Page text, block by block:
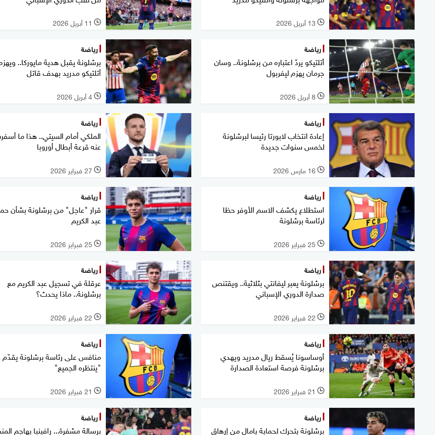
l 13 أبريل 2026 l 11 أبريل 2026
رياضة
أتلتيكو يردّ اعتباره من برشلونة.. وسان
جرمان يهزم ليفربول
l 8 أبريل 2026
رياضة
برشلونة يقبل هدية مايوركا..
أتلتيكو مدريد بهدف قاتل
l 4 أبريل 2026
رياضة
إعادة انتخاب لابورتا رئيسا لبرشلونة
لخمس سنوات جديدة
l 16 مارس 2026
رياضة
الملكي أمام السيتي.. هذا ما
عنه قرعة أبطال أوروبا
l 27 فبراير 2026
رياضة
استطلاع يكشف الاسم الأوفر حظا
لرئاسة برشلونة
l 25 فبراير 2026
رياضة
قرار "عاجل" من برشلونة بشأن
عبد الكريم
l 25 فبراير 2026
رياضة
برشلونة يعبر ليفانتي بثلاثية.. ويقتنص
صدارة الدوري الإسباني
l 22 فبراير 2026
رياضة
عرقلة في تسجيل عبد الكريم مع
برشلونة.. ماذا يحدث؟
l 22 فبراير 2026
رياضة
أوساسونا يُسقط ريال مدريد ويهدي
برشلونة فرصة استعادة الصدارة
l 21 فبراير 2026
رياضة
منافس على رئاسة برشلونة يقدّم
"ينتظره الجميع"
l 21 فبراير 2026
رياضة
برشلونة يتحرك لحماية يامال من إرهاق
رياضة
برسالة مشفرة... رافينيا يهاجم